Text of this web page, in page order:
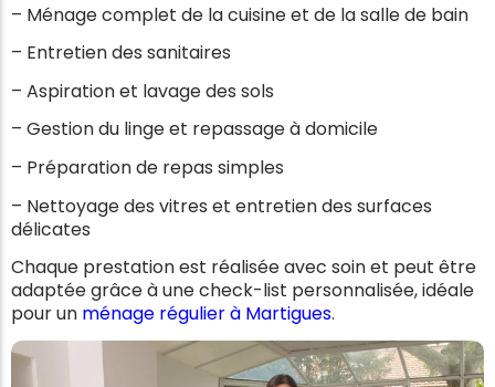
– Ménage complet de la cuisine et de la salle de bain
– Entretien des sanitaires
– Aspiration et lavage des sols
– Gestion du linge et repassage à domicile
– Préparation de repas simples
– Nettoyage des vitres et entretien des surfaces
délicates
Chaque prestation est réalisée avec soin et peut être
adaptée grâce à une check-list personnalisée, idéale
pour un ménage régulier à Martigues.